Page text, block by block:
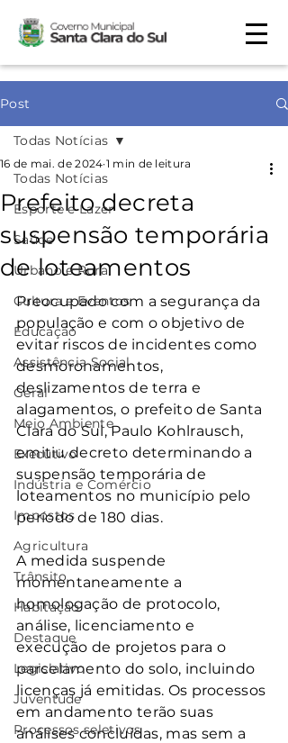
Post
Todas Notícias
Esporte e Lazer
Saúde
Urbano e Rural
Cultura e Eventos
Educação
Assistência Social
Geral
Meio Ambiente
Executivo
Indústria e Comércio
Impostos
Agricultura
Trânsito
Habitação
Destaque
Legislativo
Juventude
Processos seletivos
Todas Notícias
Prefeito decreta
suspensão temporária
de loteamentos
16 de mai. de 2024 1 min de leitura
Preocupado com a segurança da
população e com o objetivo de
evitar riscos de incidentes como
desmoronamentos,
deslizamentos de terra e
alagamentos, o prefeito de Santa
Clara do Sul, Paulo Kohlrausch,
emitiu decreto determinando a
suspensão temporária de
loteamentos no município pelo
período de 180 dias.
A medida suspende
momentaneamente a
homologação de protocolo,
análise, licenciamento e
execução de projetos para o
parcelamento do solo, incluindo
licenças já emitidas. Os processos
em andamento terão suas
análises concluídas, mas sem a